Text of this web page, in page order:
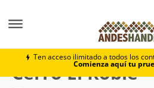
Ten acceso ilimitado a todos los
Comienza aquí tu
Cerro El Roble
Cerro El Roble